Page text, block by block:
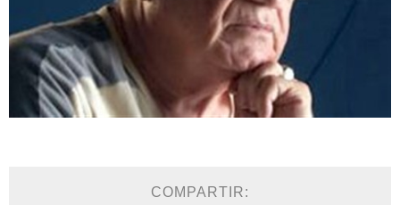
COMPARTIR: